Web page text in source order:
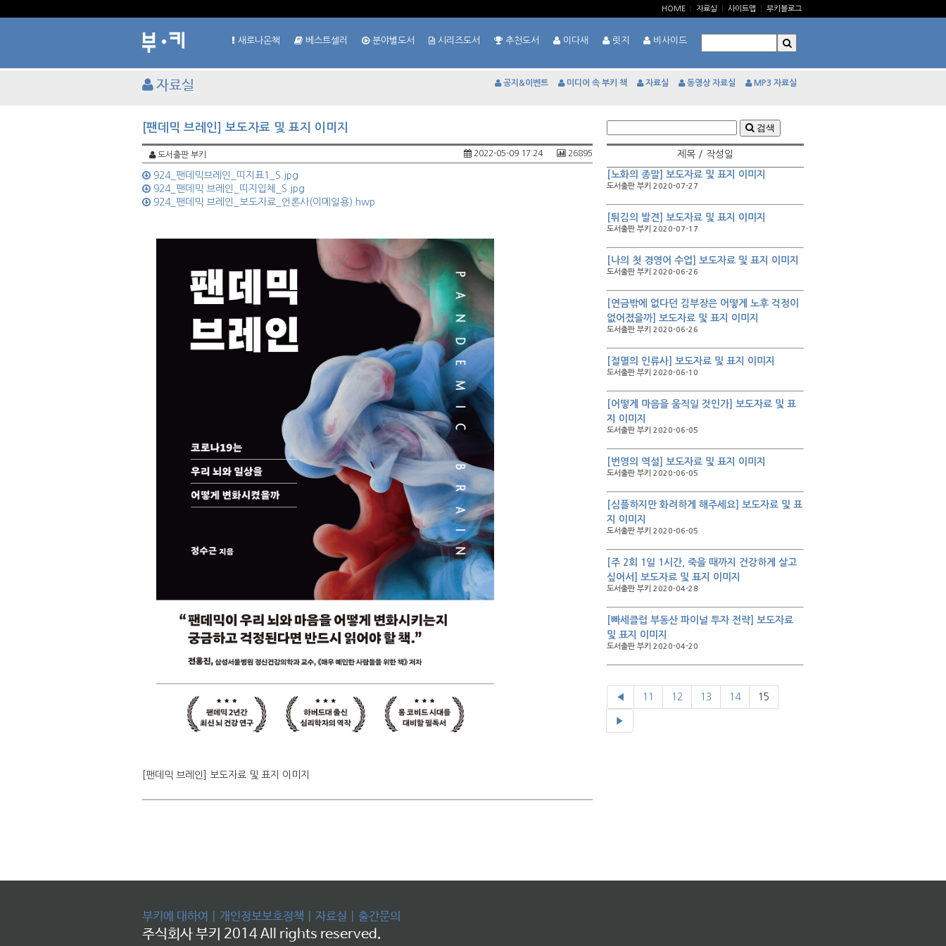
HOME 자료실 사이트맵 부키블로그
새로나온책 베스트셀러 분야별도서 시리즈도서 추천도서 이다새 릿지 비사이드
자료실 공지&이벤트 미디어 속 부키 책 자료실 동영상 자료실 MP3 자료실
[팬데믹 브레인] 보도자료 및 표지 이미지
도서출판 부키 26895
2022-05-09 17:24
924_팬데믹브레인_띠지표1_S.jpg
924_팬데믹 브레인_띠지입체_S.jpg
924_팬데믹 브레인_보도자료_언론사(이메일용).hwp
[팬데믹 브레인] 보도자료 및 표지 이미지
검색
제목 / 작성일
[노화의 종말] 보도자료 및 표지 이미지
도서출판 부키 2020-07-27
[튀김의 발견] 보도자료 및 표지 이미지
도서출판 부키 2020-07-17
[나의 첫 경영어 수업] 보도자료 및 표지 이미지
도서출판 부키 2020-06-26
[연금밖에 없다던 김부장은 어떻게 노후 걱정이
없어졌을까] 보도자료 및 표지 이미지
도서출판 부키 2020-06-26
[절멸의 인류사] 보도자료 및 표지 이미지
도서출판 부키 2020-06-10
[어떻게 마음을 움직일 것인가] 보도자료 및 표
지 이미지
도서출판 부키 2020-06-05
[번영의 역설] 보도자료 및 표지 이미지
도서출판 부키 2020-06-05
[심플하지만 화려하게 해주세요] 보도자료 및 표
지 이미지
도서출판 부키 2020-06-05
[주 2회 1일 1시간, 죽을 때까지 건강하게 살고
싶어서] 보도자료 및 표지 이미지
도서출판 부키 2020-04-28
[빠세클럽 부동산 파이널 투자 전략] 보도자료
및 표지 이미지
도서출판 부키 2020-04-20
◀ 11 12 13 14 15
▶
부키에 대하여 개인정보보호정책 자료실 출간문의
주식회사 부키 2014 All rights reserved.